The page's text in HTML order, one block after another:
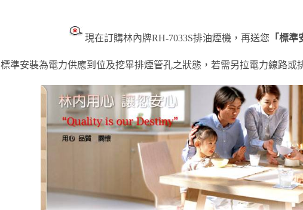
現在訂購林內牌RH-7033S排油煙機，再送您 「標準
標準安裝為電力供應到位及挖畢排煙管孔之狀態，若需另拉電力線路或